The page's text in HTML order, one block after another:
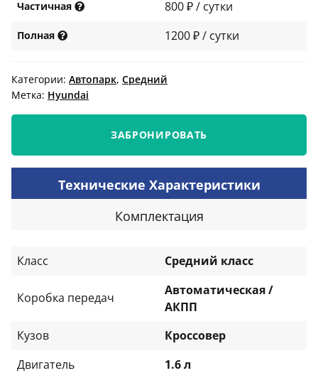
Частичная 800 ₽ / сутки
Полная 1200 ₽ / сутки
Категории: Автопарк, Средний
Метка: Нyundai
ЗАБРОНИРОВАТЬ
Технические Характеристики
Комплектация
Класс Средний класс
Коробка передач
Автоматическая /
АКПП
Кузов
Кроссовер
Двигатель
1.6 л